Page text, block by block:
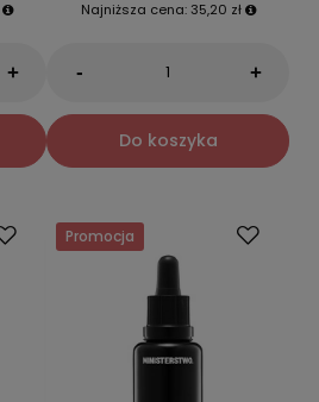
+
Najniższa cena: 35,20 zł
- +
Do koszyka
Promocja